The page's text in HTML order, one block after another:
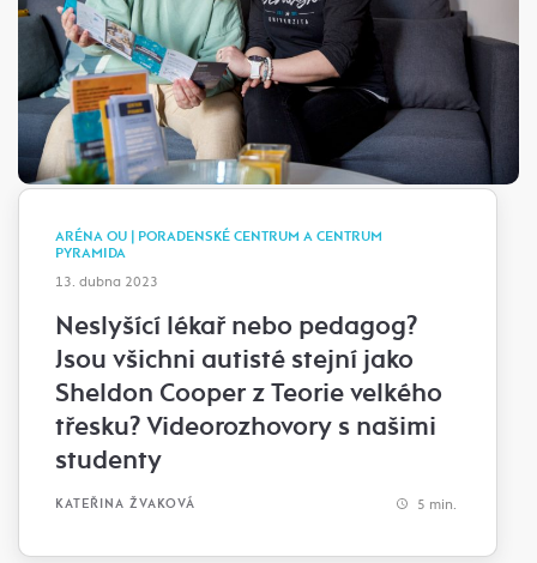
ARÉNA OU | PORADENSKÉ CENTRUM A CENTRUM
PYRAMIDA
13. dubna 2023
Neslyšící lékař nebo pedagog?
Jsou všichni autisté stejní jako
Sheldon Cooper z Teorie velkého
třesku? Videorozhovory s našimi
studenty
KATEŘINA ŽVAKOVÁ 5 min.